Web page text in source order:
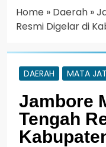
Home » Daerah »
Resmi Digelar di
DAERAH MATA
Jambore
Tengah